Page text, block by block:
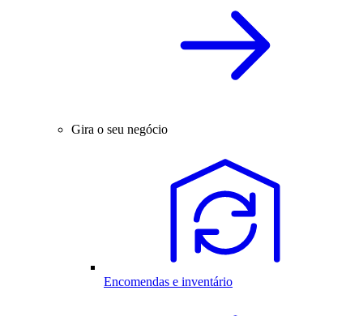
Gira o seu negócio
Encomendas e inventário